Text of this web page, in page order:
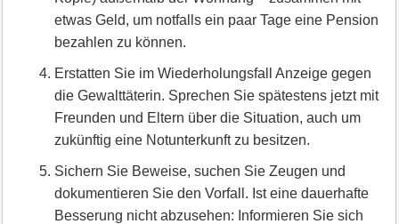
etwas Geld, um notfalls ein paar Tage eine Pension
bezahlen zu können.
Erstatten Sie im Wiederholungsfall Anzeige gegen
die Gewalttäterin. Sprechen Sie spätestens jetzt mit
Freunden und Eltern über die Situation, auch um
zukünftig eine Notunterkunft zu besitzen.
Sichern Sie Beweise, suchen Sie Zeugen und
dokumentieren Sie den Vorfall. Ist eine dauerhafte
Besserung nicht abzusehen: Informieren Sie sich